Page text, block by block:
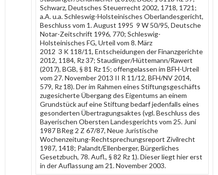
Schwarz, Deutsches Steuerrecht 2002, 1718, 1721;
a.A. u.a. Schleswig-Holsteinisches Oberlandesgericht,
Beschluss vom 1. August 1995 9 W 50/95, Deutsche
Notar-Zeitschrift 1996, 770; Schleswig-
Holsteinisches FG, Urteil vom 8. März
2012 3 K 118/11, Entscheidungen der Finanzgerichte
2012, 1184, Rz 37; Staudinger/Hüttemann/Rawert
(2017), BGB, § 81 Rz 15; offengelassen im BFH-Urteil
vom 27. November 2013 II R 11/12, BFH/NV 2014,
579, Rz 18). Der im Rahmen eines Stiftungsgeschäfts
zugesicherte Übergang des Eigentums an einem
Grundstück auf eine Stiftung bedarf jedenfalls eines
gesonderten Übertragungsaktes (vgl. Beschluss des
Bayerischen Obersten Landesgerichts vom 25. Juni
1987 BReg 2 Z 67/87, Neue Juristische
Wochenzeitung-Rechtsprechungsreport Zivilrecht
1987, 1418; Palandt/Ellenberger, Bürgerliches
Gesetzbuch, 78. Aufl., § 82 Rz 1). Dieser liegt hier erst
in der Auflassung am 21. November 2003.